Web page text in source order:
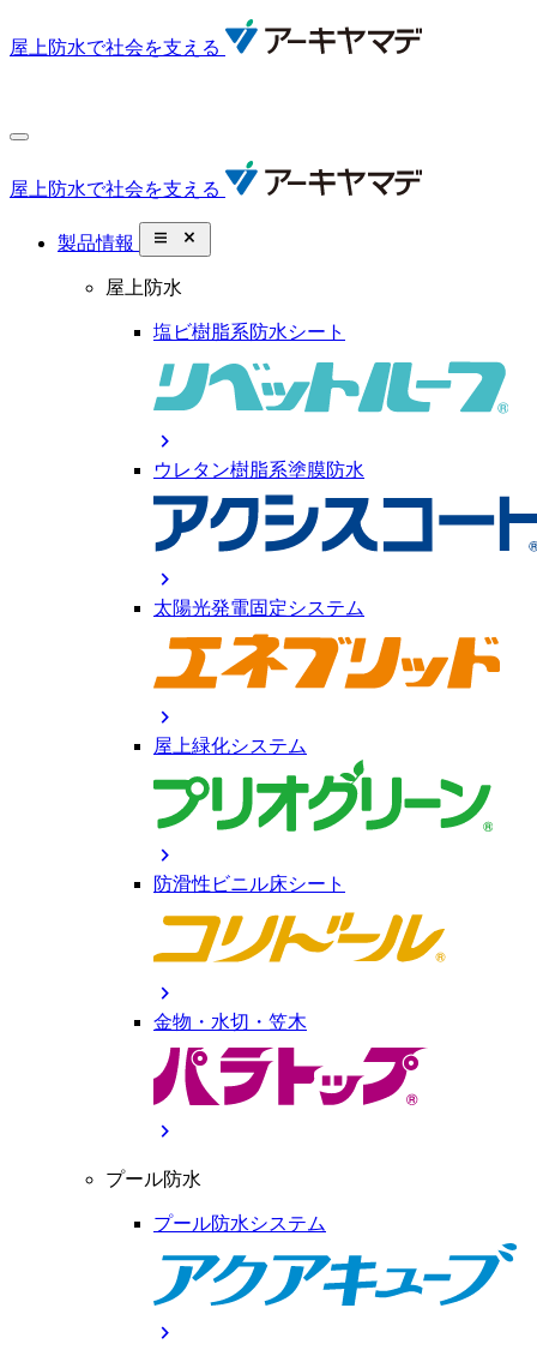
屋上防水で社会を支える
屋上防水で社会を支える
製品情報 close_small
屋上防水
塩ビ樹脂系防水シート
chevron_right
ウレタン樹脂系塗膜防水
chevron_right
太陽光発電固定システム
chevron_right
屋上緑化システム
chevron_right
防滑性ビニル床シート
chevron_right
金物・水切・笠木
chevron_right
プール防水
プール防水システム
chevron_right